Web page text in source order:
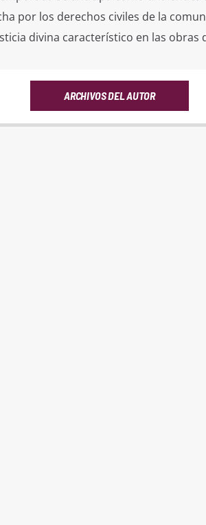
por los derechos civiles de la
divina característico en las obras
ARCHIVOS DEL AUTOR